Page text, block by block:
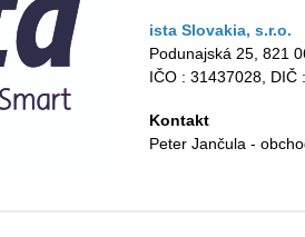
ista Slovakia, s.r.o.
Podunajská 25, 821
IČO : 31437028, DIČ
Kontakt
Peter Jančula -